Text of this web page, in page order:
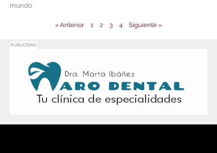
mundo
« Anterior 1 2 3 4 Siguiente »
PUBLICIDAD